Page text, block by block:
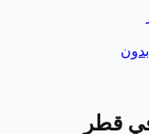
بدون